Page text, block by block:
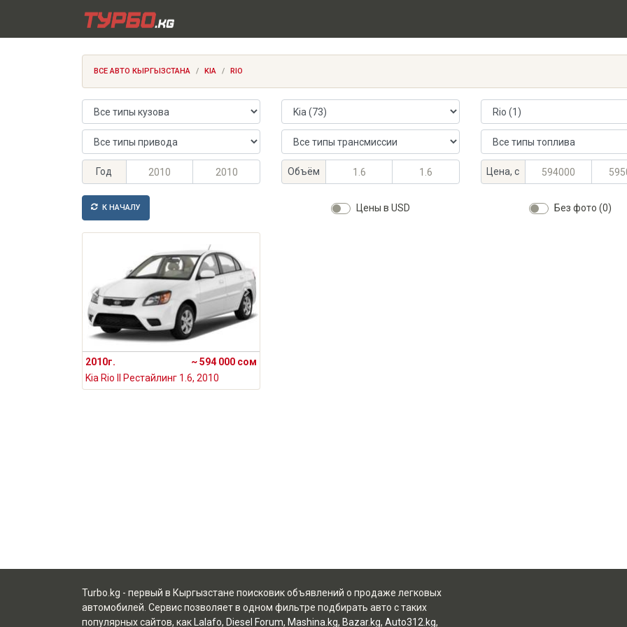
ВСЕ АВТО КЫРГЫЗСТАНА KIA RIO
Тип кузова Марка автомобиля Модель автомобиля
Тип привода Тип трансмиссии Тип топлива
Год
Максимальный год выпуска
Минимальный год выпуска Объём
Максимальный объём, л
Минимальный объём, л Цена, с
Максимальная цена, KGS
Минимальная цена, KGS
Цены в USD Без фото (0)
К НАЧАЛУ
2010г.
~ 594 000 сом
Kia Rio II Рестайлинг 1.6, 2010
Turbo.kg - первый в Кыргызстане поисковик объявлений о продаже легковых
автомобилей. Сервис позволяет в одном фильтре подбирать авто с таких
популярных сайтов, как
Lalafo, Diesel Forum, Mashina.kg, Bazar.kg, Auto312.kg,